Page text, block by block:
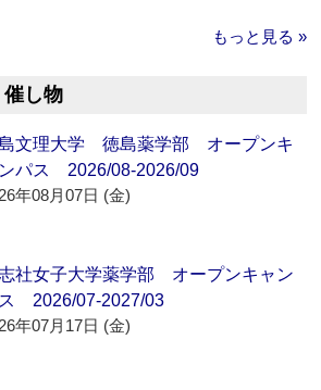
もっと見る »
し物
文理大学 徳島薬学部 オープンキ
パス 2026/08-2026/09
年08月07日 (金)
社女子大学薬学部 オープンキャン
2026/07-2027/03
年07月17日 (金)